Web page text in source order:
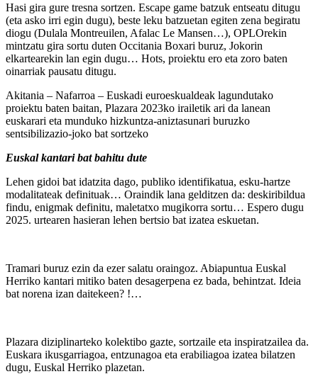
Hasi gira gure tresna sortzen. Escape game batzuk entseatu ditugu
(eta asko irri egin dugu), beste leku batzuetan egiten zena begiratu
diogu (Dulala Montreuilen, Afalac Le Mansen…), OPLOrekin
mintzatu gira sortu duten Occitania Boxari buruz, Jokorin
elkartearekin lan egin dugu… Hots, proiektu ero eta zoro baten
oinarriak pausatu ditugu.
Akitania – Nafarroa – Euskadi euroeskualdeak lagundutako
proiektu baten baitan, Plazara 2023ko irailetik ari da lanean
euskarari eta munduko hizkuntza-aniztasunari buruzko
sentsibilizazio-joko bat sortzeko
Euskal kantari bat bahitu dute
Lehen gidoi bat idatzita dago, publiko identifikatua, esku-hartze
modalitateak definituak… Oraindik lana gelditzen da: deskiribildua
findu, enigmak definitu, maletatxo mugikorra sortu… Espero dugu
2025. urtearen hasieran lehen bertsio bat izatea eskuetan.
Tramari buruz ezin da ezer salatu oraingoz. Abiapuntua Euskal
Herriko kantari mitiko baten desagerpena ez bada, behintzat. Ideia
bat norena izan daitekeen? !…
Plazara diziplinarteko kolektibo gazte, sortzaile eta inspiratzailea da.
Euskara ikusgarriagoa, entzunagoa eta erabiliagoa izatea bilatzen
dugu, Euskal Herriko plazetan.